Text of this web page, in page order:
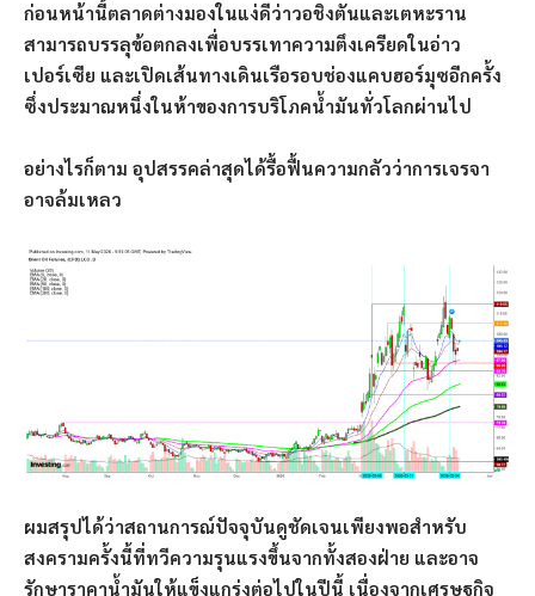
ก่อนหน้านี้ตลาดต่างมองในแง่ดีว่าวอชิงตันและเตหะราน
สามารถบรรลุข้อตกลงเพื่อบรรเทาความตึงเครียดในอ่าว
เปอร์เซีย และเปิดเส้นทางเดินเรือรอบช่องแคบฮอร์มุซอีกครั้ง
ซึ่งประมาณหนึ่งในห้าของการบริโภคน้ำมันทั่วโลกผ่านไป
อย่างไรก็ตาม อุปสรรคล่าสุดได้รื้อฟื้นความกลัวว่าการเจรจา
อาจล้มเหลว
ผมสรุปได้ว่าสถานการณ์ปัจจุบันดูชัดเจนเพียงพอสำหรับ
สงครามครั้งนี้ที่ทวีความรุนแรงขึ้นจากทั้งสองฝ่าย และอาจ
รักษาราคาน้ำมันให้แข็งแกร่งต่อไปในปีนี้ เนื่องจากเศรษฐกิจ